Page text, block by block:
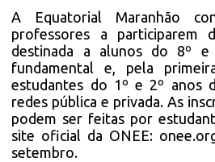
A Equatorial Maranhão
professores a participarem
destinada a alunos do 8º
fundamental e, pela
estudantes do 1º e 2º anos
redes pública e privada. As
podem ser feitas por
site oficial da ONEE:
setembro.